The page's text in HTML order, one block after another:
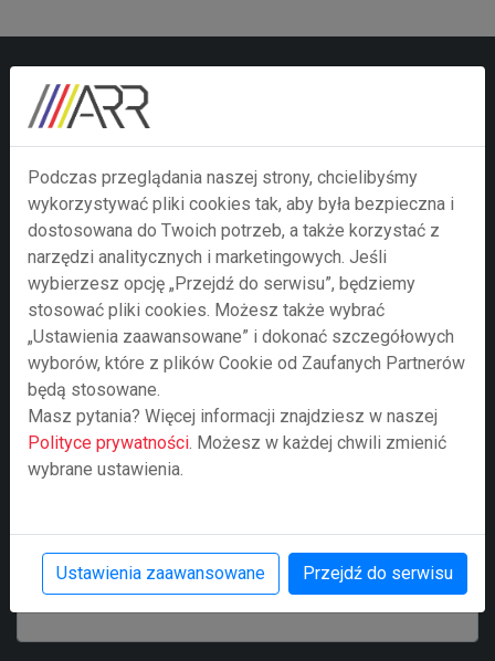
Zainteresował Cię ten
temat? Skontaktuj się z
nami za pomocą poniższego
formularza.
Twoje imie i nazwisko
Nazwa firmy
Adre e-mail
Numer telefonu
Podczas przeglądania naszej strony, chcielibyśmy
wykorzystywać pliki cookies tak, aby była bezpieczna i
dostosowana do Twoich potrzeb, a także korzystać z
narzędzi analitycznych i marketingowych. Jeśli
wybierzesz opcję „Przejdź do serwisu”, będziemy
stosować pliki cookies. Możesz także wybrać
„Ustawienia zaawansowane” i dokonać szczegółowych
wyborów, które z plików Cookie od Zaufanych Partnerów
będą stosowane.
Masz pytania? Więcej informacji znajdziesz w naszej
Polityce prywatności. Możesz w każdej chwili zmienić
wybrane ustawienia.
Ustawienia zaawansowane Przejdź do serwisu